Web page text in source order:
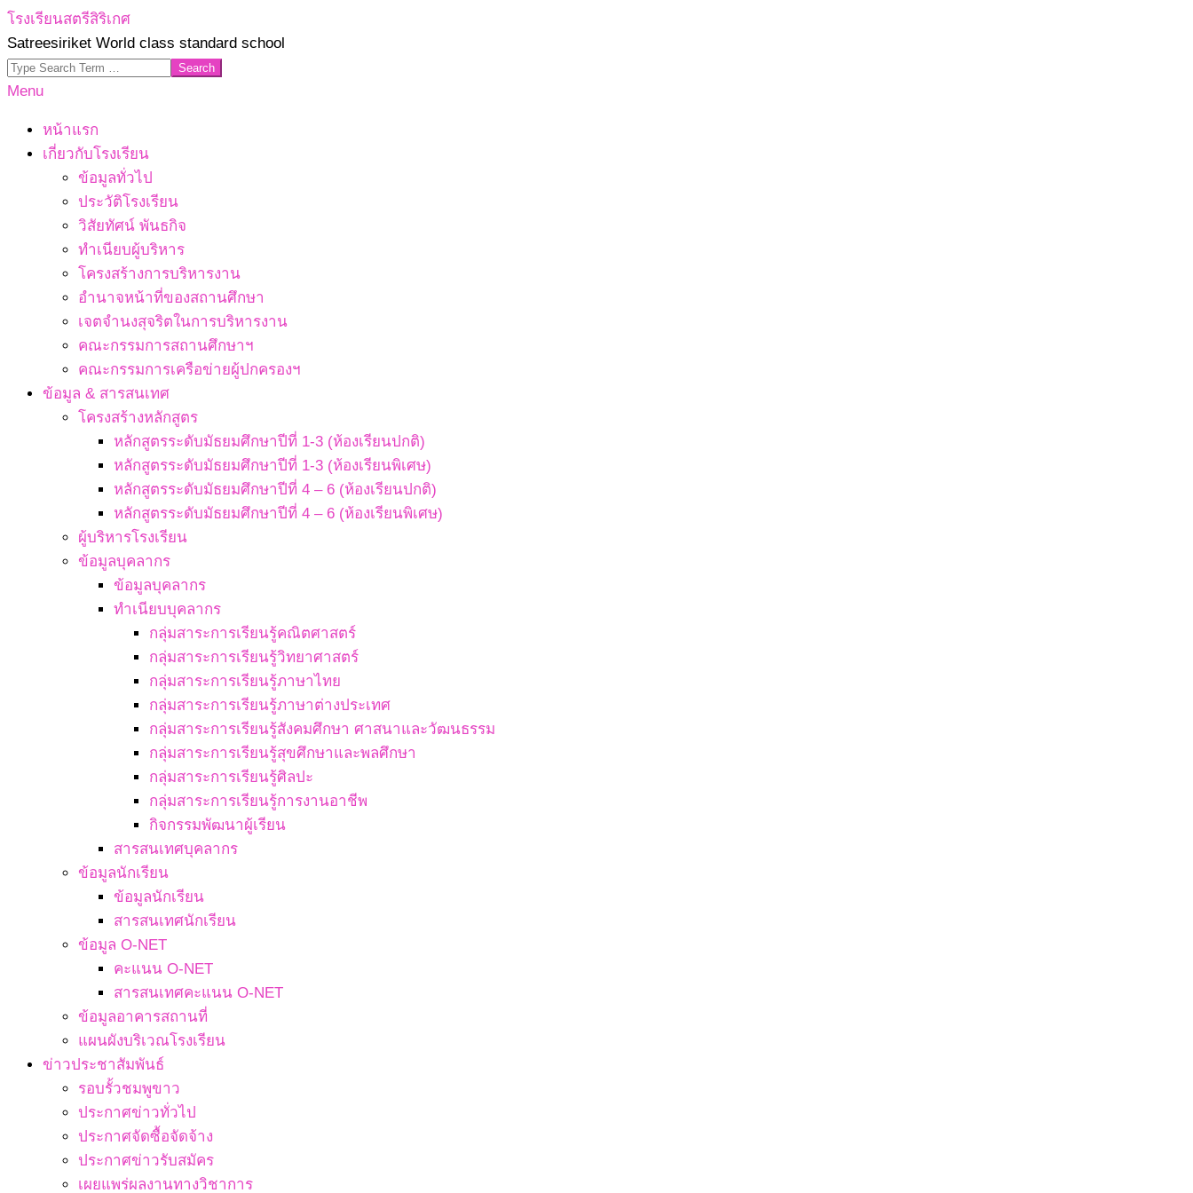
Skip
to
content
โรงเรียนสตรีสิริเกศ
Satreesiriket World class standard school
Search
Primary
Menu
Menu
หน้าแรก
เกี่ยวกับโรงเรียน
ข้อมูลทั่วไป
ประวัติโรงเรียน
วิสัยทัศน์ พันธกิจ
ทำเนียบผู้บริหาร
โครงสร้างการบริหารงาน
อำนาจหน้าที่ของสถานศึกษา
เจตจํานงสุจริตในการบริหารงาน
คณะกรรมการสถานศึกษาฯ
คณะกรรมการเครือข่ายผู้ปกครองฯ
ข้อมูล & สารสนเทศ
โครงสร้างหลักสูตร
หลักสูตรระดับมัธยมศึกษาปีที่ 1-3 (ห้องเรียนปกติ)
หลักสูตรระดับมัธยมศึกษาปีที่ 1-3 (ห้องเรียนพิเศษ)
หลักสูตรระดับมัธยมศึกษาปีที่ 4 – 6 (ห้องเรียนปกติ)
หลักสูตรระดับมัธยมศึกษาปีที่ 4 – 6 (ห้องเรียนพิเศษ)
ผู้บริหารโรงเรียน
ข้อมูลบุคลากร
ข้อมูลบุคลากร
ทำเนียบบุคลากร
กลุ่มสาระการเรียนรู้คณิตศาสตร์
กลุ่มสาระการเรียนรู้วิทยาศาสตร์
กลุ่มสาระการเรียนรู้ภาษาไทย
กลุ่มสาระการเรียนรู้ภาษาต่างประเทศ
กลุ่มสาระการเรียนรู้สังคมศึกษา ศาสนาและวัฒนธรรม
กลุ่มสาระการเรียนรู้สุขศึกษาและพลศึกษา
กลุ่มสาระการเรียนรู้ศิลปะ
กลุ่มสาระการเรียนรู้การงานอาชีพ
กิจกรรมพัฒนาผู้เรียน
สารสนเทศบุคลากร
ข้อมูลนักเรียน
ข้อมูลนักเรียน
สารสนเทศนักเรียน
ข้อมูล O-NET
คะแนน O-NET
สารสนเทศคะแนน O-NET
ข้อมูลอาคารสถานที่
แผนผังบริเวณโรงเรียน
ข่าวประชาสัมพันธ์
รอบรั้วชมพูขาว
ประกาศข่าวทั่วไป
ประกาศจัดซื้อจัดจ้าง
ประกาศข่าวรับสมัคร
เผยแพร่ผลงานทางวิชาการ